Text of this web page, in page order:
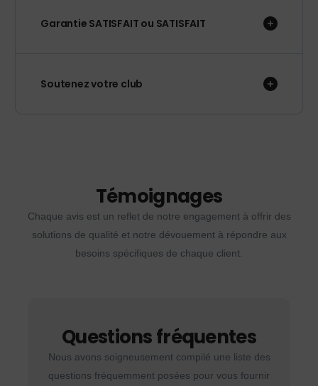
Garantie SATISFAIT ou SATISFAIT
Soutenez votre club
Témoignages
Chaque avis est un reflet de notre engagement à offrir des
solutions de qualité et notre dévouement à répondre aux
besoins spécifiques de chaque client.
Questions fréquentes
Nous avons soigneusement compilé une liste des
questions fréquemment posées pour vous fournir